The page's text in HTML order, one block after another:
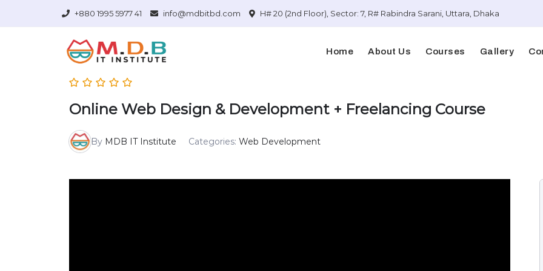
+880 1995 5977 41 info@mdbitbd.com H# 20 (2nd Floor), Sector: 7, R# Rabindra Sarani, Uttara, Dhaka
Home About Us Courses Gallery
Online Web Design & Development + Freelancing Course
By MDB IT Institute Categories: Web Development